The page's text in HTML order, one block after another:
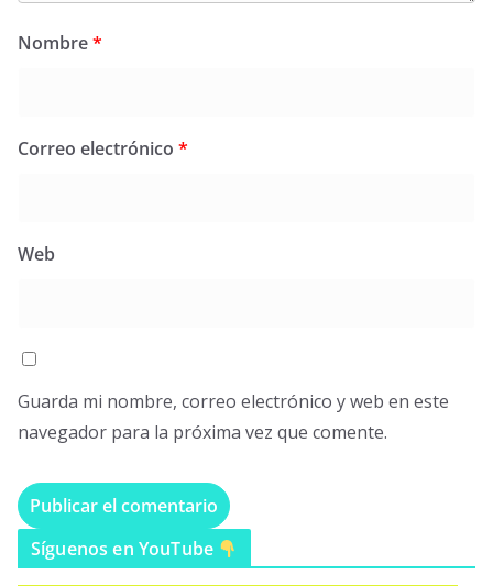
Nombre*
Correo electrónico *
Web
Guarda mi nombre, correo electrónico y web en este
navegador para la próxima vez que comente.
Síguenos en YouTube